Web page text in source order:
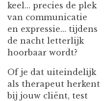
keel... precies de plek
van communicatie
en expressie... tijdens
de nacht letterlijk
hoorbaar wordt?
Of je dat uiteindelijk
als therapeut herkent
bij jouw cliënt, test